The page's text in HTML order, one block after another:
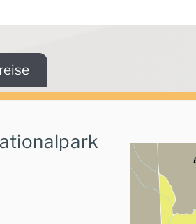
Reiseexperte
Weiter